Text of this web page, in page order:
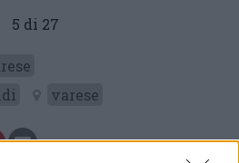
5 di 27
varese